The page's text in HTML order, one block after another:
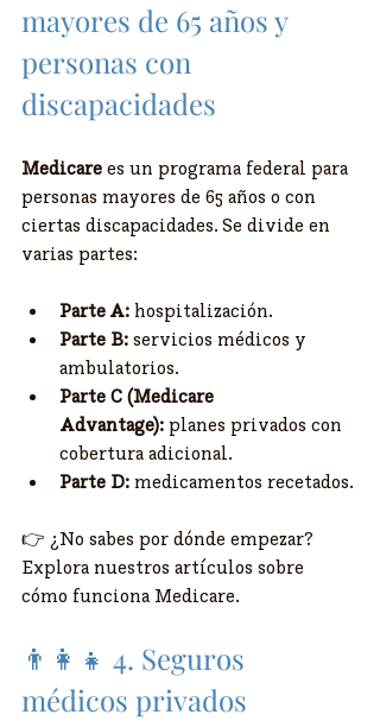
mayores de 65 años y
personas con
discapacidades
Medicare es un programa federal para
personas mayores de 65 años o con
ciertas discapacidades. Se divide en
varias partes:
Parte A: hospitalización.
Parte B: servicios médicos y
ambulatorios.
Parte C (Medicare
Advantage): planes privados con
cobertura adicional.
Parte D: medicamentos recetados.
👉 ¿No sabes por dónde empezar?
Explora nuestros artículos sobre
cómo funciona Medicare.
👨‍👩‍👧 4. Seguros
médicos privados